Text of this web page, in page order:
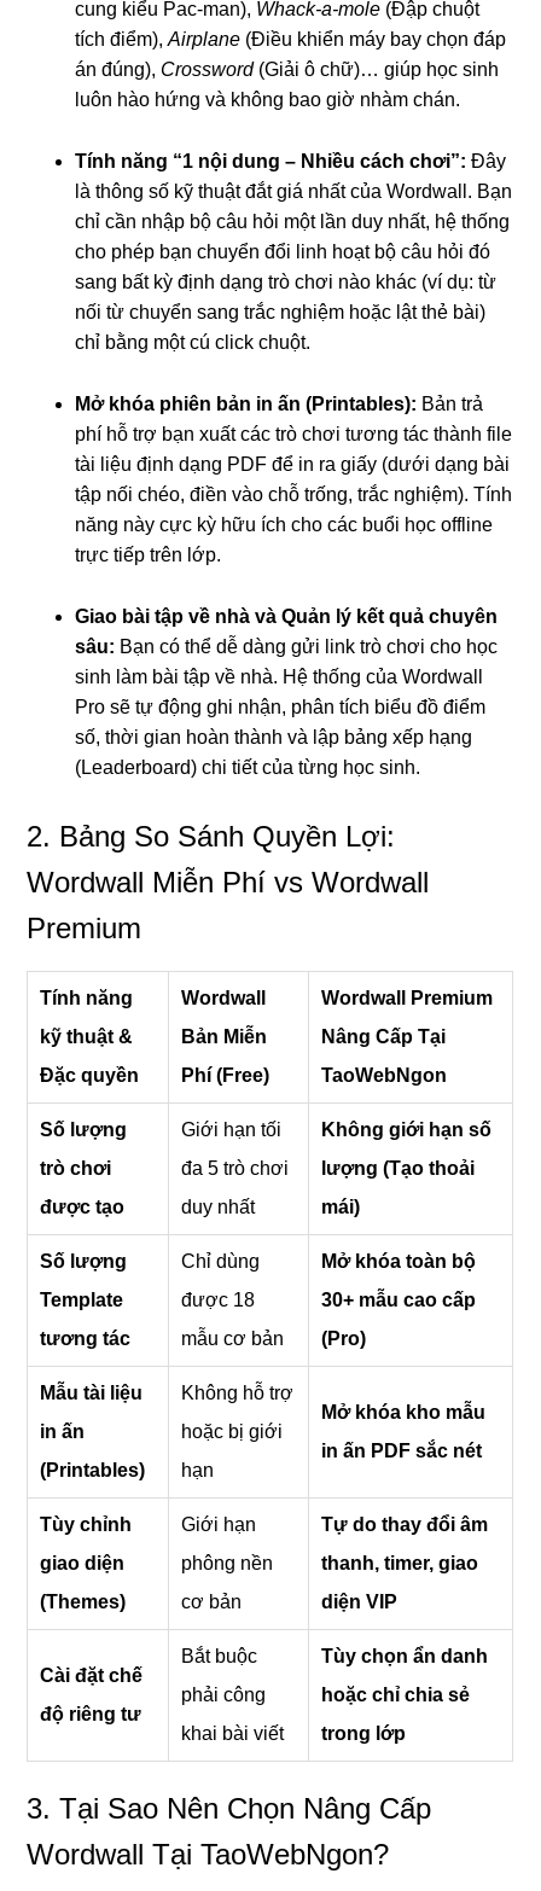
cung kiểu Pac-man), Whack-a-mole (Đập chuột
tích điểm),Airplane (Điều khiển máy bay chọn đáp
án đúng), Crossword(Giải ô chữ)… giúp học sinh
luôn hào hứng và không bao giờ nhàm chán.
Tính năng “1 nội dung – Nhiều cách chơi”: Đây
là thông số kỹ thuật đắt giá nhất của Wordwall. Bạn
chỉ cần nhập bộ câu hỏi một lần duy nhất, hệ thống
cho phép bạn chuyển đổi linh hoạt bộ câu hỏi đó
sang bất kỳ định dạng trò chơi nào khác (ví dụ: từ
nối từ chuyển sang trắc nghiệm hoặc lật thẻ bài)
chỉ bằng một cú click chuột.
Mở khóa phiên bản in ấn (Printables): Bản trả
phí hỗ trợ bạn xuất các trò chơi tương tác thành file
tài liệu định dạng PDF để in ra giấy (dưới dạng bài
tập nối chéo, điền vào chỗ trống, trắc nghiệm). Tính
năng này cực kỳ hữu ích cho các buổi học offline
trực tiếp trên lớp.
Giao bài tập về nhà và Quản lý kết quả chuyên
sâu: Bạn có thể dễ dàng gửi link trò chơi cho học
sinh làm bài tập về nhà. Hệ thống của Wordwall
Pro sẽ tự động ghi nhận, phân tích biểu đồ điểm
số, thời gian hoàn thành và lập bảng xếp hạng
(Leaderboard) chi tiết của từng học sinh.
2. Bảng So Sánh Quyền Lợi:
Wordwall Miễn Phí vs Wordwall
Premium
Tính năng
kỹ thuật &
Đặc quyền
Wordwall
Bản Miễn
Phí (Free)
Wordwall Premium
Nâng Cấp Tại
TaoWebNgon
Số lượng
trò chơi
được tạo
Giới hạn tối
đa 5 trò chơi
duy nhất
Không giới hạn số
lượng (Tạo thoải
mái)
Số lượng
Template
tương tác
Chỉ dùng
được 18
mẫu cơ bản
Mở khóa toàn bộ
30+ mẫu cao cấp
(Pro)
Mẫu tài liệu
in ấn
(Printables)
Không hỗ trợ
hoặc bị giới
hạn
Mở khóa kho mẫu
in ấn PDF sắc nét
Tùy chỉnh
giao diện
(Themes)
Giới hạn
phông nền
cơ bản
Tự do thay đổi âm
thanh, timer, giao
diện VIP
Cài đặt chế
độ riêng tư
Bắt buộc
phải công
khai bài viết
Tùy chọn ẩn danh
hoặc chỉ chia sẻ
trong lớp
3. Tại Sao Nên Chọn Nâng Cấp
Wordwall Tại TaoWebNgon?